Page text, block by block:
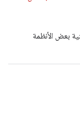
بعض الأنظمة